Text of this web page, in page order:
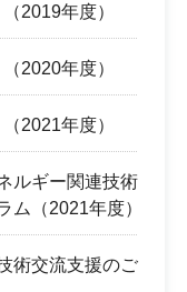
2019年度）
2020年度）
2021年度）
ルギー関連技術
ム（2021年度）
術交流支援のご